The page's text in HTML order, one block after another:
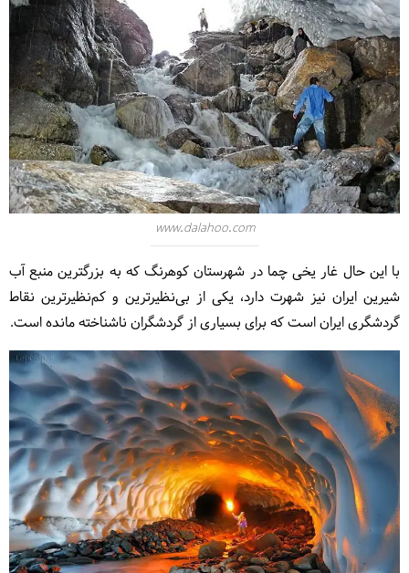
www.dalahoo.com
با این حال غار یخی چما در شهرستان کوهرنگ که به بزرگترین منبع آب
شیرین ایران نیز شهرت دارد، یکی از بی‌نظیرترین و کم‌نظیرترین نقاط
گردشگری ایران است که برای بسیاری از گردشگران ناشناخته مانده است.